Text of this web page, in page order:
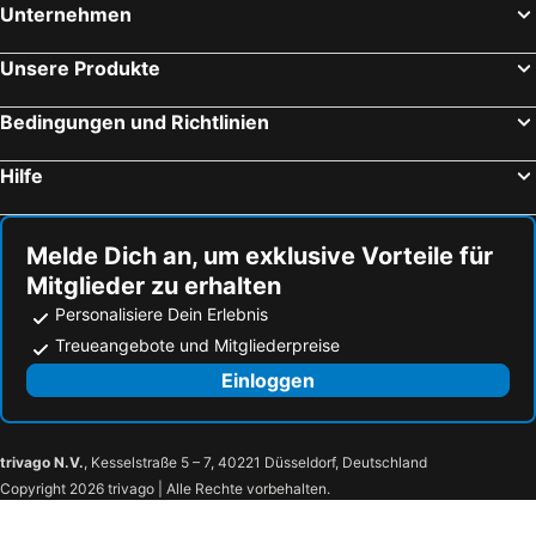
Unternehmen
Unsere Produkte
Bedingungen und Richtlinien
Hilfe
Melde Dich an, um exklusive Vorteile für
Mitglieder zu erhalten
Personalisiere Dein Erlebnis
Treueangebote und Mitgliederpreise
Einloggen
trivago N.V., Kesselstraße 5 – 7, 40221 Düsseldorf, Deutschland
Copyright 2026 trivago | Alle Rechte vorbehalten.